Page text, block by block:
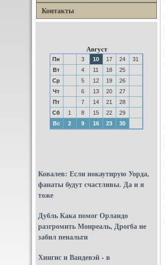
Контакты
Август
Пн 3 10 17 24
31
Вт
4 11 18
25
Ср
5 12 19
26
Чт
6 13 20
27
Пт
7 14 21
28
Сб
1 8 15 22
29
Вс
2 9 16 23 30
Ковалев: Если нокаутирую Уорда,
фанаты будут счастливы. Да и я
тоже
Дубль Кака помог Орландо
разгромить Монреаль, Дрогба не
забил пенальти
Хингис и Вандевэй - в